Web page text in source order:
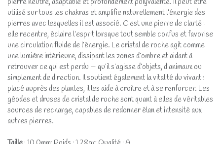
utilisé sur tous les chakras et amplifie naturellement l’énergie des
pierres avec lesquelles il est associé. C’est une pierre de clarté :
elle recentre, éclaire l’esprit lorsque tout semble confus et favorise
une circulation fluide de l’énergie. Le cristal de roche agit comme
une lumière intérieure, dissipant les zones d’ombre et aidant à
retrouver ce qui est perdu — qu’il s’agisse d’objets, d’animaux ou
simplement de direction. Il soutient également la vitalité du vivant :
placé auprès des plantes, il les aide à croître et à se renforcer. Les
géodes et druses de cristal de roche sont quant à elles de véritables
sources de recharge, capables de redonner élan et intensité aux
autres pierres.